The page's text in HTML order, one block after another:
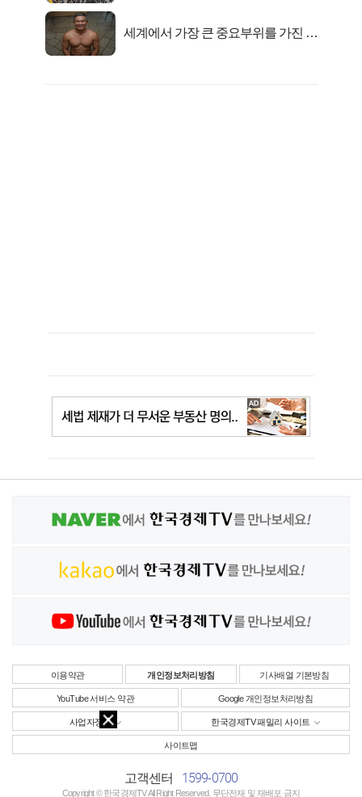
세계에서 가장 큰 중요부위를 가진 남
이용약관 개인정보처리방침 기사배열 기본방침
YouTube 서비스 약관 Google 개인정보처리방침
사업자정보 한국경제TV 패밀리 사이트
사이트맵
고객센터 1599-0700
Copyright © 한국경제TV All Right Reserved. 무단전재 및 재배포 금지